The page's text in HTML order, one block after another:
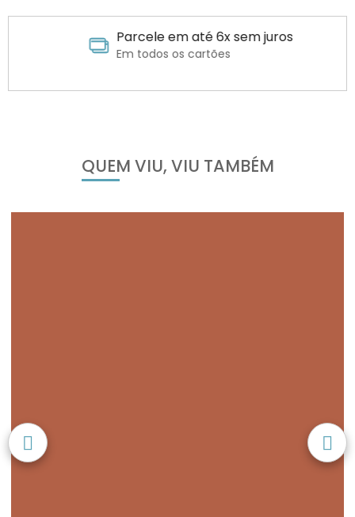
Parcele em até 6x sem juros
Em todos os cartões
QUEM VIU, VIU TAMBÉM